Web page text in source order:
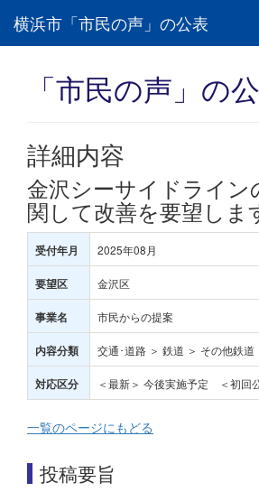
横浜市「市民の声」の公表
「市民の声」の
詳細内容
金沢シーサイドライン
関して改善を要望しま
受付年月 2025年08月
要望区 金沢区
事業名 市民からの提案
内容分類 交通･道路 ＞ 鉄道 ＞ その他鉄道
対応区分 ＜最新＞ 今後実施予定 ＜初回
一覧のページにもどる
投稿要旨